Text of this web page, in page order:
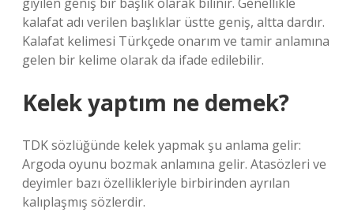
kalafat adı verilen başlıklar üstte geniş, altta dardır.
Kalafat kelimesi Türkçede onarım ve tamir anlamına
gelen bir kelime olarak da ifade edilebilir.
Kelek yaptım ne demek?
TDK sözlüğünde kelek yapmak şu anlama gelir:
Argoda oyunu bozmak anlamına gelir. Atasözleri ve
deyimler bazı özellikleriyle birbirinden ayrılan
kalıplaşmış sözlerdir.